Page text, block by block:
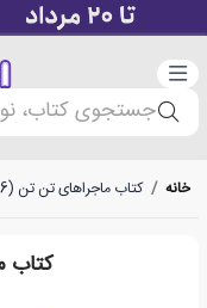
دسته‌بندی
جستجوی کتاب،
خانه / کتاب ماجراهای تن تن (16)
کتاب